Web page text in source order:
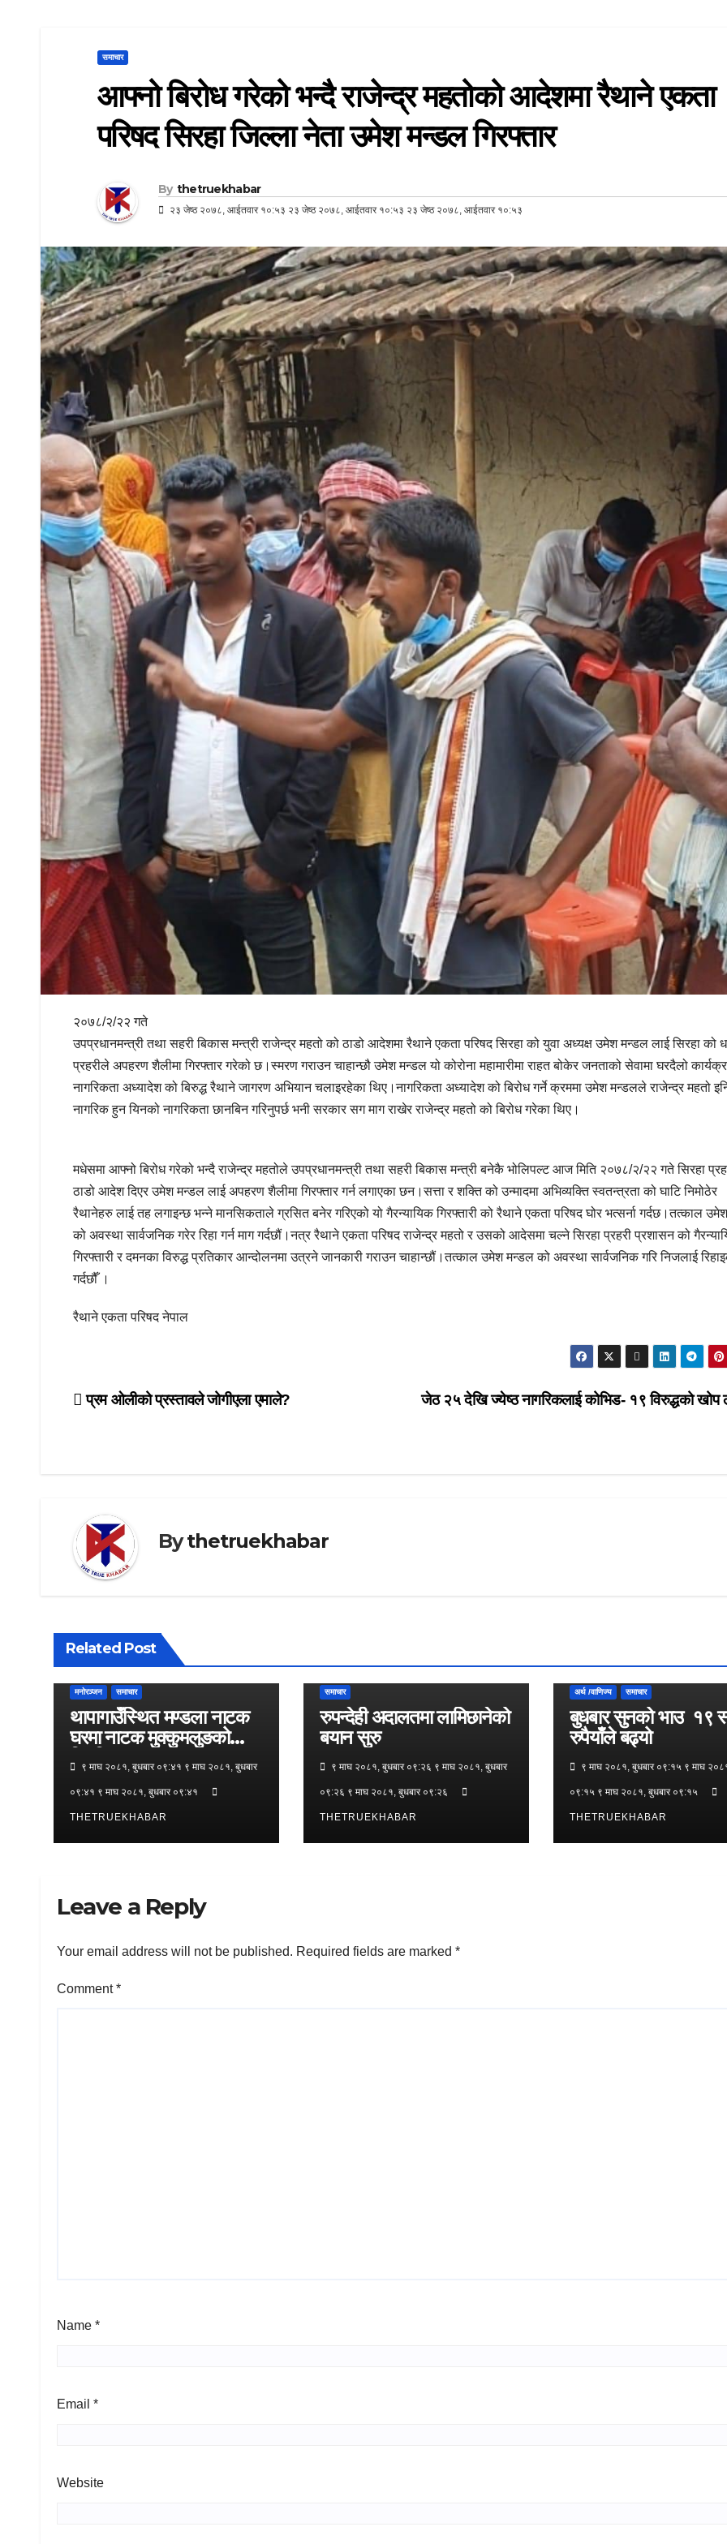
समाचार
आफ्नो बिरोध गरेको भन्दै राजेन्द्र महतोको आदेशमा रैथाने एकता
परिषद सिरहा जिल्ला नेता उमेश मन्डल गिरफ्तार
By thetruekhabar
२३ जेष्ठ २०७८, आईतवार १०:५३ २३ जेष्ठ २०७८, आईतवार १०:५३ २३ जेष्ठ २०७८, आईतवार १०:५३
२०७८/२/२२ गते
उपप्रधानमन्त्री तथा सहरी बिकास मन्त्री राजेन्द्र महतो को ठाडो आदेशमा रैथाने एकता परिषद सिरहा को युवा अध्यक्ष उमेश मन्डल लाई सिरहा को
प्रहरीले अपहरण शैलीमा गिरफ्तार गरेको छ।स्मरण गराउन चाहान्छौ उमेश मन्डल यो कोरोना महामारीमा राहत बोकेर जनताको सेवामा घरदैलो
नागरिकता अध्यादेश को बिरुद्ध रैथाने जागरण अभियान चलाइरहेका थिए।नागरिकता अध्यादेश को बिरोध गर्ने क्रममा उमेश मन्डलले राजेन्द्र महतो
नागरिक हुन यिनको नागरिकता छानबिन गरिनुपर्छ भनी सरकार सग माग राखेर राजेन्द्र महतो को बिरोध गरेका थिए।
मधेसमा आफ्नो बिरोध गरेको भन्दै राजेन्द्र महतोले उपप्रधानमन्त्री तथा सहरी बिकास मन्त्री बनेकै भोलिपल्ट आज मिति २०७८/२/२२ गते सिरहा
ठाडो आदेश दिएर उमेश मन्डल लाई अपहरण शैलीमा गिरफ्तार गर्न लगाएका छन।सत्ता र शक्ति को उन्मादमा अभिव्यक्ति स्वतन्त्रता को घाटि निमोठेर
रैथानेहरु लाई तह लगाइन्छ भन्ने मानसिकताले ग्रसित बनेर गरिएको यो गैरन्यायिक गिरफ्तारी को रैथाने एकता परिषद घोर भत्सर्ना गर्दछ।तत्काल
को अवस्था सार्वजनिक गरेर रिहा गर्न माग गर्दछौं।नत्र रैथाने एकता परिषद राजेन्द्र महतो र उसको आदेसमा चल्ने सिरहा प्रहरी प्रशासन को
गिरफ्तारी र दमनका विरुद्ध प्रतिकार आन्दोलनमा उत्रने जानकारी गराउन चाहान्छौं।तत्काल उमेश मन्डल को अवस्था सार्वजनिक गरि निजलाई
गर्दछौँ ।
रैथाने एकता परिषद नेपाल
Post
जेठ २५ देखि ज्येष्ठ नागरिकलाई कोभिड- १९ विरुद्धको खोप
प्रम ओलीको प्रस्तावले जोगीएला एमाले?
Bythetruekhabar
Related Post
मनोरञ्जन समाचार
थापागाउँस्थित मण्डला नाटक
घरमा नाटक मुक्कुमलुङको
नियमित मञ्चन
९ माघ २०८१, बुधबार ०९:४१ ९ माघ २०८१, बुधबार
०९:४१ ९ माघ २०८१, बुधबार ०९:४१
THETRUEKHABAR
समाचार
रुपन्देही अदालतमा लामिछानेको
बयान सुरु
९ माघ २०८१, बुधबार ०९:२६ ९ माघ २०८१, बुधबार
०९:२६ ९ माघ २०८१, बुधबार ०९:२६
THETRUEKHABAR
अर्थ /वाणिज्य समाचार
बुधबार सुनको भाउ १९
रुपैयाँले बढ्यो
९ माघ २०८१, बुधबार ०९:१५ ९ माघ
०९:१५ ९ माघ २०८१, बुधबार ०९:१५
THETRUEKHABAR
Leave a Reply
Your email address will not be published. Required fields are marked *
Comment*
Name *
Email *
Website